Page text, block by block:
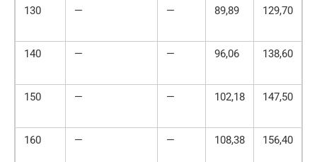
130 — — 89,89 129,70
140 — — 96,06 138,60
150 — — 102,18 147,50
160 — — 108,38 156,40